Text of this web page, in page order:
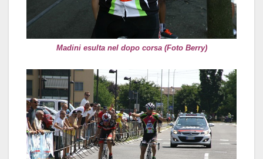
Madini esulta nel dopo corsa (Foto Berry)